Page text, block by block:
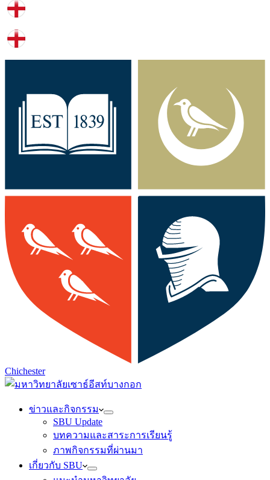
Chichester
ข่าวและกิจกรรม
SBU Update
บทความและสาระการเรียนรู้
ภาพกิจกรรมที่ผ่านมา
เกี่ยวกับ SBU